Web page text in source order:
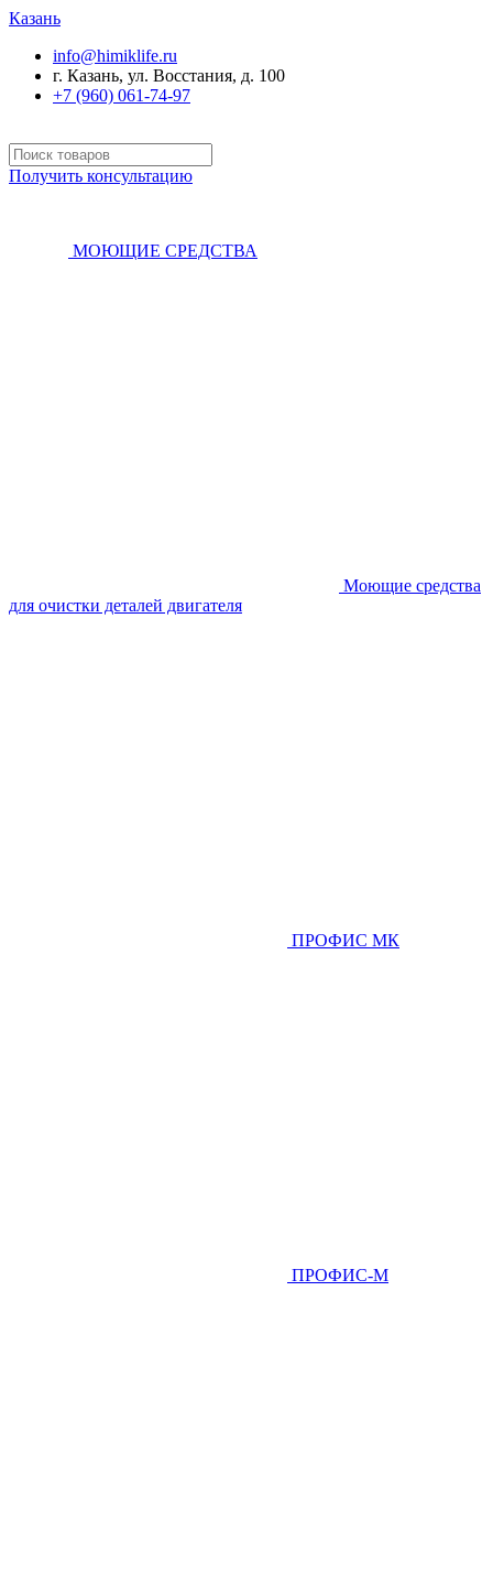
Казань
info@himiklife.ru
г. Казань, ул. Восстания, д. 100
+7 (960) 061-74-97
Получить консультацию
МОЮЩИЕ СРЕДСТВА
Моющие средства
для очистки деталей двигателя
ПРОФИС МК
ПРОФИС-М